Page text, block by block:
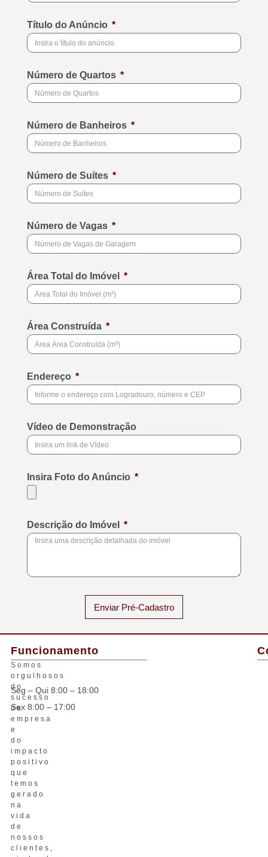
Título do Anúncio
Número de Quartos
Número de Banheiros
Número de Suítes
Número de Vagas
Área Total do Imóvel
Área Construída
Endereço
Vídeo de Demonstração
Insira Foto do Anúncio
Descrição do Imóvel
Enviar Pré-Cadastro
Somos
orgulhosos
do
sucesso
da
empresa
e
do
impacto
positivo
que
temos
gerado
na
vida
de
nossos
clientes,
Funcionamento
Seg – Qui 8:00 – 18:00
Sex 8:00 – 17:00